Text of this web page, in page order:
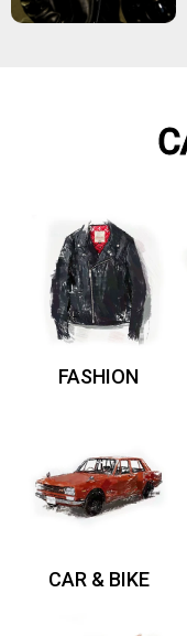
FASHION
CAR & BIKE